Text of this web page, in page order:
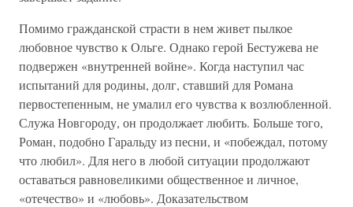
Помимо гражданской страсти в нем живет пылкое
любовное чувство к Ольге. Однако герой Бестужева не
подвержен «внутренней войне». Когда наступил час
испытаний для родины, долг, ставший для Романа
первостепенным, не умалил его чувства к возлюбленной.
Служа Новгороду, он продолжает любить. Больше того,
Роман, подобно Гаральду из песни, и «побеждал, потому
что любил». Для него в любой ситуации продолжают
оставаться равновеликими общественное и личное,
«отечество» и «любовь». Доказательством